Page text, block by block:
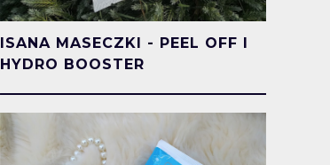
ISANA MASECZKI - PEEL OFF I
HYDRO BOOSTER